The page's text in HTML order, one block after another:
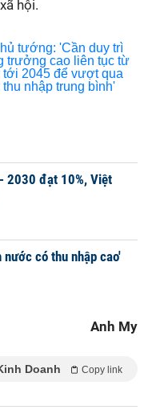
hội.
2030 đạt 10%, Việt
có thu nhập cao'
Anh My
Doanh Copy link